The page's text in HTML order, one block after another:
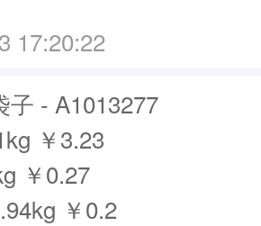
17:20:22
子 - A1013277
￥3.23
￥0.27
￥0.2